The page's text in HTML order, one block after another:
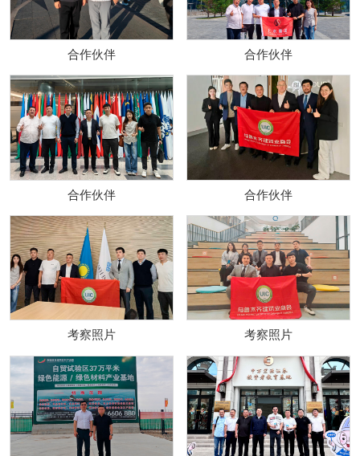
合作伙伴 合作伙伴
合作伙伴 合作伙伴
考察照片 考察照片